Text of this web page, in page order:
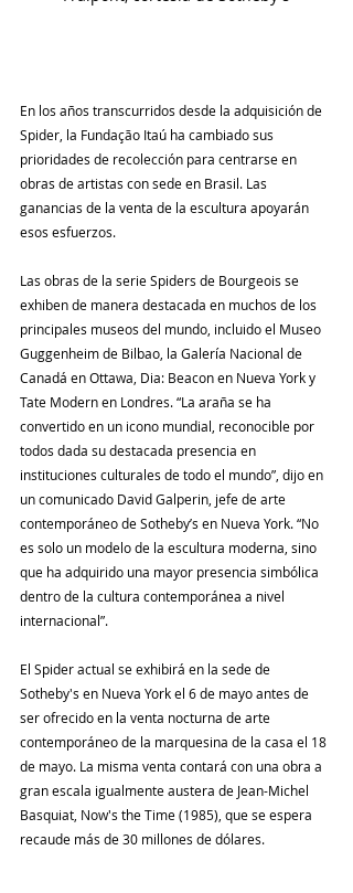
En los años transcurridos desde la adquisición de
Spider, la Fundação Itaú ha cambiado sus
prioridades de recolección para centrarse en
obras de artistas con sede en Brasil. Las
ganancias de la venta de la escultura apoyarán
esos esfuerzos.
Las obras de la serie Spiders de Bourgeois se
exhiben de manera destacada en muchos de los
principales museos del mundo, incluido el Museo
Guggenheim de Bilbao, la Galería Nacional de
Canadá en Ottawa, Dia: Beacon en Nueva York y
Tate Modern en Londres. “La araña se ha
convertido en un icono mundial, reconocible por
todos dada su destacada presencia en
instituciones culturales de todo el mundo”, dijo en
un comunicado David Galperin, jefe de arte
contemporáneo de Sotheby’s en Nueva York. “No
es solo un modelo de la escultura moderna, sino
que ha adquirido una mayor presencia simbólica
dentro de la cultura contemporánea a nivel
internacional”.
El Spider actual se exhibirá en la sede de
Sotheby's en Nueva York el 6 de mayo antes de
ser ofrecido en la venta nocturna de arte
contemporáneo de la marquesina de la casa el 18
de mayo. La misma venta contará con una obra a
gran escala igualmente austera de Jean-Michel
Basquiat, Now's the Time (1985), que se espera
recaude más de 30 millones de dólares.